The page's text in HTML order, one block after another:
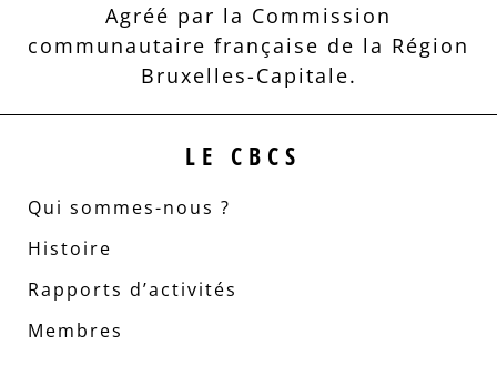
Agréé par la Commission
communautaire française de la Région
Bruxelles-Capitale.
LE CBCS
Qui sommes-nous ?
Histoire
Rapports d’activités
Membres